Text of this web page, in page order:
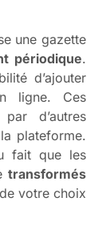
une gazette
périodique.
d’ajouter
ligne. Ces
d’autres
plateforme.
fait que les
transformés
votre choix